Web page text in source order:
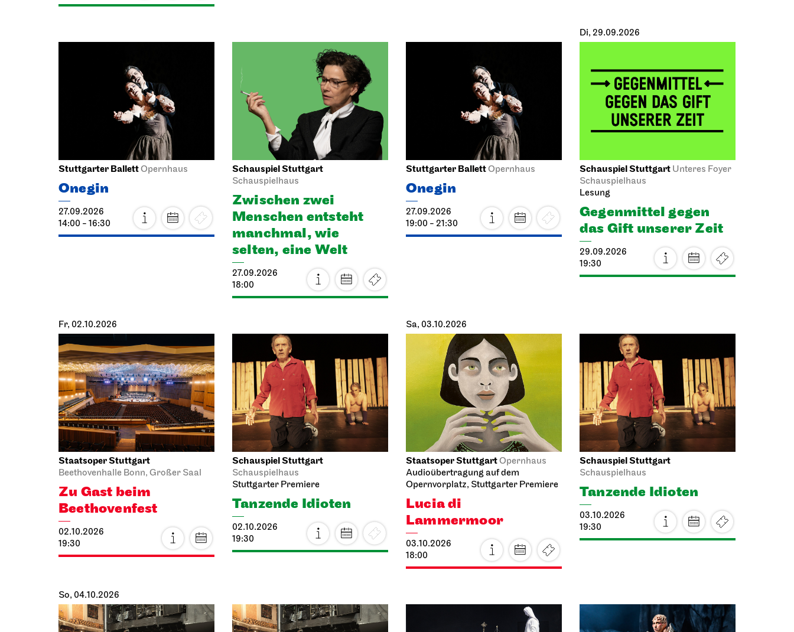
Stuttgarter BallettOpernhaus
Onegin
27.09.2026
14:00 - 16:30
Schauspiel Stuttgart
Schauspielhaus
Zwischen zwei
Menschen ent­steht
manch­mal, wie
selten, eine Welt
27.09.2026
18:00
Stuttgarter BallettOpernhaus
Onegin
27.09.2026
19:00 - 21:30
Di, 29.09.2026
Schauspiel Stuttgart Unteres Foyer
Schauspielhaus
Lesung
Gegen­mittel gegen
das Gift unserer Zeit
29.09.2026
19:30
Fr, 02.10.2026
Staatsoper Stuttgart
Beethovenhalle Bonn, Großer Saal
Zu Gast beim
Beethovenfest
02.10.2026
19:30
Schauspiel Stuttgart
Schauspielhaus
Stuttgarter Premiere
Tanzende Idioten
02.10.2026
19:30
Sa, 03.10.2026
Staatsoper StuttgartOpernhaus
Audioübertragung auf dem
Opernvorplatz, Stuttgarter Premiere
Lucia di
Lammermoor
03.10.2026
18:00
Schauspiel Stuttgart
Schauspielhaus
Tanzende Idioten
03.10.2026
19:30
So, 04.10.2026